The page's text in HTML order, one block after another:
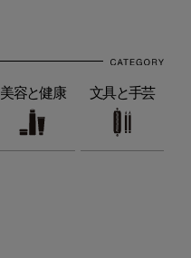
美容と健康 文具と手芸